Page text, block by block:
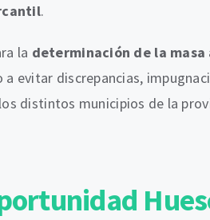
.
la determinación de la
a evitar discrepancias,
distintos municipios de la